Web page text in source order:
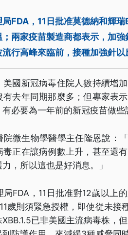
FDA，11日批准莫德納和輝
兩家疫苗製造商都表示，加
行高峰來臨前，接種加強針以
美國新冠病毒住院人數持續增
有去年同期那麼多；但專家表
必要為一年前的新冠疫苗做些
院微生物學醫學主任隆恩說：
正在讓病例數上升，甚至還
，所以這也是好消息。」
局FDA，11日批准對12歲以上
歲則須緊急授權，即使從未接
已非美國主流病毒株，